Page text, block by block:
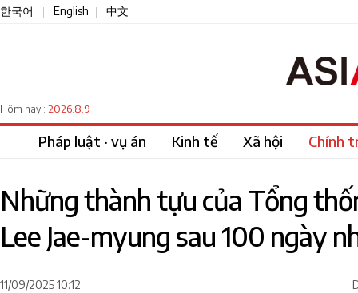
한국어 English 中文
Hôm nay : 2026.8.9
Pháp luật · vụ án Kinh tế Xã hội Chính
Những thành tựu của Tổng
Lee Jae-myung sau 100 ngày
11/09/2025 10:12